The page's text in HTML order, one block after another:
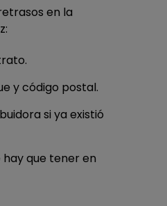
en la
y código postal.
si ya existió
que tener en